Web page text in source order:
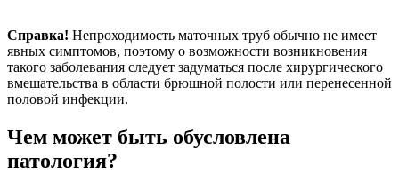
Справка! Непроходимость маточных труб обычно не имеет
явных симптомов, поэтому о возможности возникновения
такого заболевания следует задуматься после хирургического
вмешательства в области брюшной полости или перенесенной
половой инфекции.
Чем может быть обусловлена
патология?